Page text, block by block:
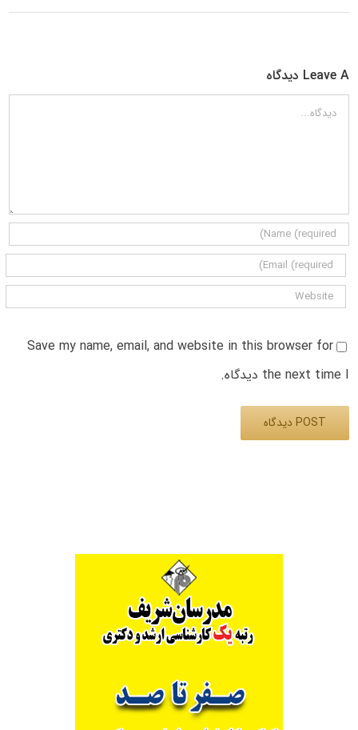
Leave A دیدگاه
دیدگاه
Save my name, email, and website in this browser for
the next time I دیدگاه.